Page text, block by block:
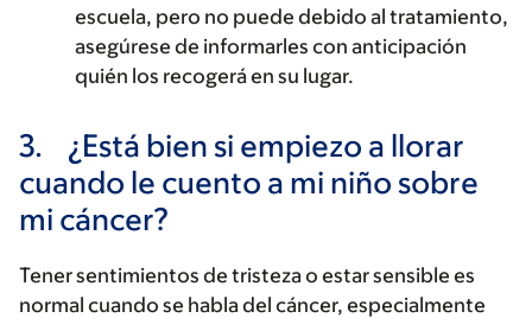
escuela, pero no puede debido al tratamiento,
asegúrese de informarles con anticipación
quién los recogerá en su lugar.
3.
¿Está bien si empiezo a llorar
cuando le cuento a mi niño sobre
mi cáncer?
Tener sentimientos de tristeza o estar sensible es
normal cuando se habla del cáncer, especialmente